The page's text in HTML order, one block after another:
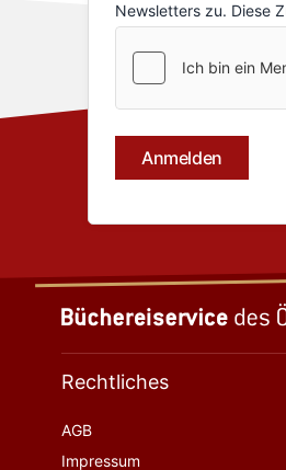
Rechtliches
AGB
Impressum